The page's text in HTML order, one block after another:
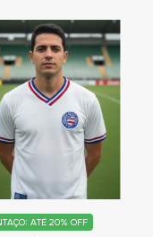
ATÉ 20% OFF